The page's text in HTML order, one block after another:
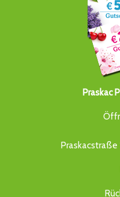
Praskac
Praskacstraße